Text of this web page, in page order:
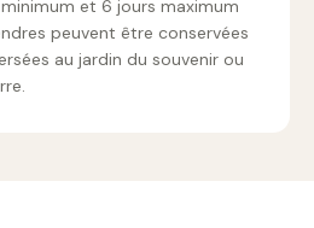
et 6 jours maximum
peuvent être conservées
au jardin du souvenir ou